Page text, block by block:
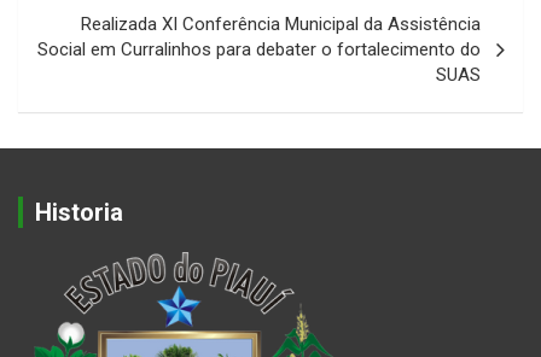
Realizada XI Conferência Municipal da Assistência
Social em Curralinhos para debater o fortalecimento do
SUAS
Historia